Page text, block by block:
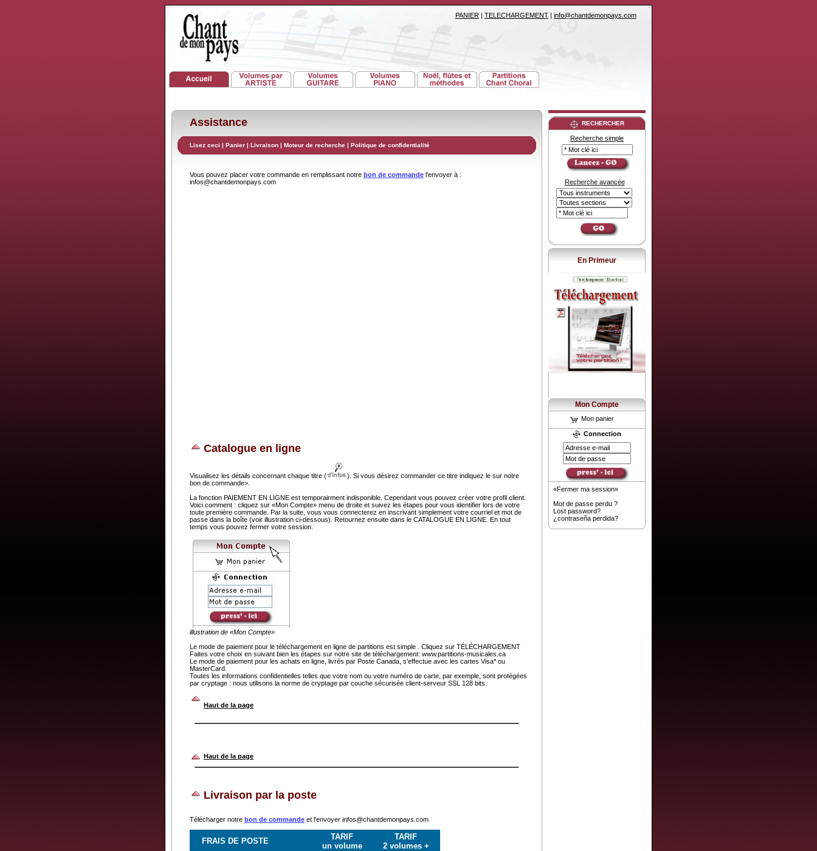
PANIER | TELECHARGEMENT | info@chantdemonpays.com
Assistance
Lisez ceci | Panier | Livraison | Moteur de recherche | Politique de confidentialité
Vous pouvez placer votre commande en remplissant notre bon de commande l'envoyer à :
infos@chantdemonpays.com
Catalogue en ligne
Visualisez les détails concernant chaque titre (
). Si vous désirez commander ce titre indiquez le sur notre
bon de commande>.
La fonction PAIEMENT EN LIGNE est temporairment indisponible. Cependant vous pouvez créer votre profil client.
Voici comment : cliquez sur «Mon Compte» menu de droite et suivez les étapes pour vous identifier lors de votre
toute première commande. Par la suite, vous vous connecterez en inscrivant simplement votre courriel et mot de
passe dans la boîte (voir illustration ci-dessous). Retournez ensuite dans le CATALOGUE EN LIGNE. En tout
temps vous pouvez fermer votre session.
illustration de «Mon Compte»
Le mode de paiement pour le téléchargement en ligne de partitions est simple . Cliquez sur TÉLÉCHARGEMENT
Faites votre choix en suivant bien les étapes sur notre site de téléchargement: www.partitions-musicales.ca
Le mode de paiement pour les achats en ligne, livrés par Poste Canada, s'effectue avec les cartes Visa* ou
MasterCard.
Toutes les informations confidentielles telles que votre nom ou votre numéro de carte, par exemple, sont protégées
par cryptage : nous utilisons la norme de cryptage par couche sécurisée client-serveur SSL 128 bits.
Haut de la page
Haut de la page
Livraison par la poste
Télécharger notre bon de commande et l'envoyer infos@chantdemonpays.com
FRAIS DE POSTE
TARIF
un volume
TARIF
2 volumes +
RECHERCHER
Recherche simple
Recherche avancée
En Primeur
Mon Compte
Mon panier
Connection
«Fermer ma session»
Mot de passe perdu ?
Lost password?
¿contraseña perdida?